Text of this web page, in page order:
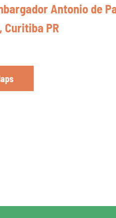
Antonio de
Curitiba PR